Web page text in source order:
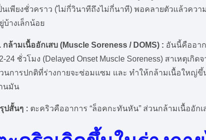
นเพียงชั่วคราว (ไม่กี่วินาทีถึงไม่กี่นาที) พอคลายตัวแล้วคว
บ้างเล็กน้อย
กล้ามเนื้ออักเสบ (Muscle Soreness / DOMS) : อันนี้คืออา
24 ชั่วโมง (Delayed Onset Muscle Soreness) สาเหตุเ
นการปกติที่ร่างกายจะซ่อมแซม และ ทำให้กล้ามเนื้อใหญ่ขึ้
นมัน
ปสั้นๆ : ตะคริวคืออาการ “ล็อคกะทันหัน” ส่วนกล้ามเนื้ออักเ